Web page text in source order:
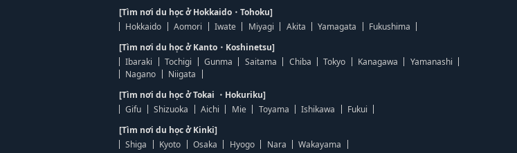
[Tìm nơi du học ở Hokkaido・Tohoku]
Hokkaido
Aomori Iwate Miyagi Akita Yamagata
Fukushima
[Tìm nơi du học ở Kanto・Koshinetsu]
Ibaraki
Tochigi Gunma Saitama Chiba Tokyo Kanagawa
Yamanashi
Nagano
Niigata
[Tìm nơi du học ở Tokai ・Hokuriku]
Gifu
Shizuoka Aichi Mie Toyama Ishikawa
Fukui
[Tìm nơi du học ở Kinki]
Shiga
Kyoto Osaka Hyogo Nara
Wakayama